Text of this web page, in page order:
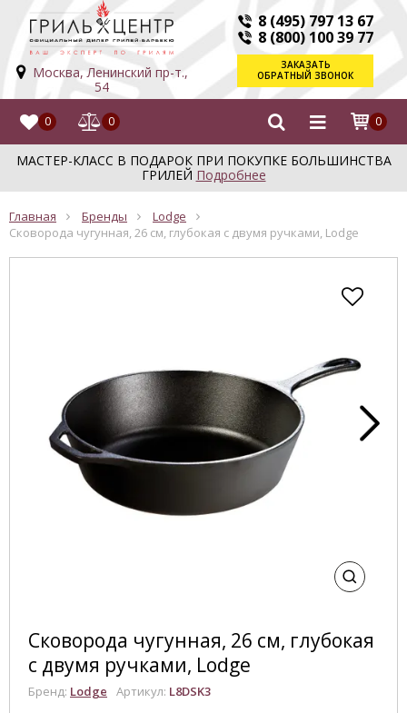
Москва, Ленинский пр-т.,
54
8 (495) 797 13 67
8 (800) 100 39 77
ЗАКАЗАТЬ
ОБРАТНЫЙ ЗВОНОК
0 0 0
МАСТЕР-КЛАСС В ПОДАРОК ПРИ ПОКУПКЕ БОЛЬШИНСТВА
ГРИЛЕЙ Подробнее
Главная Бренды
Lodge
Сковорода чугунная, 26 см, глубокая с двумя ручками, Lodge
Сковорода чугунная, 26 см, глубокая
с двумя ручками, Lodge
Бренд: Lodge Артикул: L8DSK3